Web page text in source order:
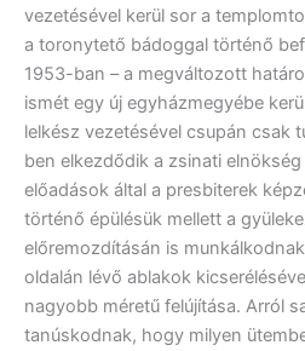
vezetésével kerül sor a
a toronytető bádoggal történő
1953-ban – a megváltozott
ismét egy új egyházmegyébe
lelkész vezetésével csupán csak
ben elkezdődik a zsinati
előadások által a presbiterek
történő épülésük mellett a
előremozdításán is
oldalán lévő ablakok
nagyobb méretű felújítása. Arról
tanúskodnak, hogy milyen